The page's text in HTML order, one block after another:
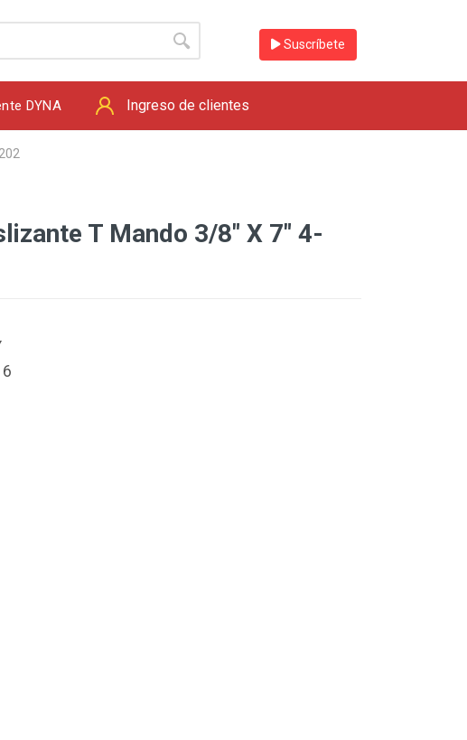
Suscríbete
DYNA Ingreso de clientes
T Mando 3/8" X 7" 4-